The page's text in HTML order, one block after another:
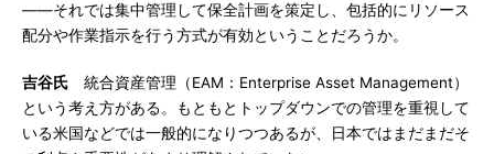
――それでは集中管理して保全計画を策定し、包括的にリソース
配分や作業指示を行う方式が有効ということだろうか。
吉谷氏 統合資産管理（EAM：Enterprise Asset Management）
という考え方がある。もともとトップダウンでの管理を重視して
いる米国などでは一般的になりつつあるが、日本ではまだまだそ